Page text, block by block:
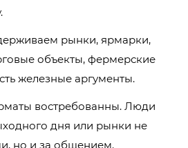
рынки, ярмарки,
объекты, фермерские
железные аргументы.
востребованны. Люди
дня или рынки не
но и за общением.